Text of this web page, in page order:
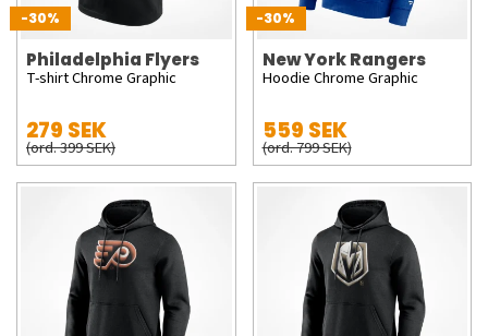
-30%
Philadelphia Flyers
T-shirt Chrome Graphic
279 SEK
(ord. 399 SEK)
-30%
New York Rangers
Hoodie Chrome Graphic
559 SEK
(ord. 799 SEK)